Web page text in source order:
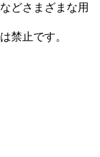
どさまざまな用
禁止です。